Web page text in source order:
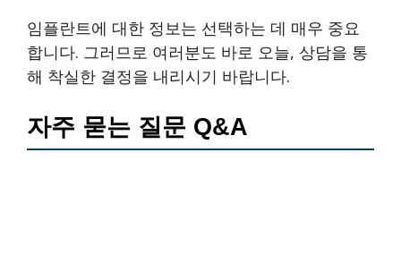
임플란트에 대한 정보는 선택하는 데 매우 중요
합니다. 그러므로 여러분도 바로 오늘, 상담을 통
해 착실한 결정을 내리시기 바랍니다.
자주 묻는 질문 Q&A